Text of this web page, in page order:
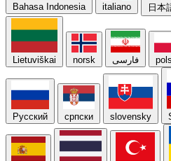
Bahasa Indonesia italiano 日本
Lietuviškai norsk فارسی
Русский српски slovensky